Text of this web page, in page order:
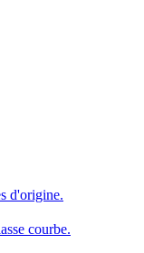
d'origine.
courbe.